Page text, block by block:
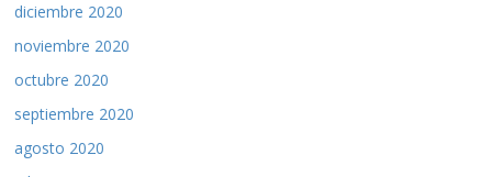
diciembre 2020
noviembre 2020
octubre 2020
septiembre 2020
agosto 2020